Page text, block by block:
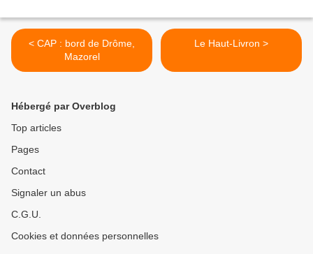
< CAP : bord de Drôme,
Mazorel
Le Haut-Livron >
Hébergé par Overblog
Top articles
Pages
Contact
Signaler un abus
C.G.U.
Cookies et données personnelles